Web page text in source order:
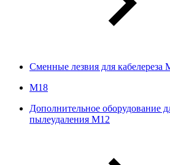
Сменные лезвия для кабелереза
М18
Дополнительное оборудование
пылеудаления М12